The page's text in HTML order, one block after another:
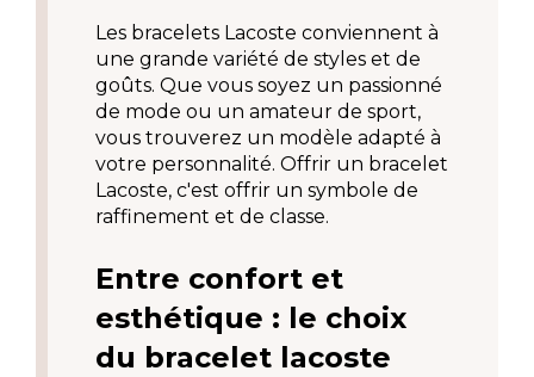
Les bracelets Lacoste conviennent à
une grande variété de styles et de
goûts. Que vous soyez un passionné
de mode ou un amateur de sport,
vous trouverez un modèle adapté à
votre personnalité. Offrir un bracelet
Lacoste, c'est offrir un symbole de
raffinement et de classe.
Entre confort et
esthétique : le choix
du bracelet lacoste